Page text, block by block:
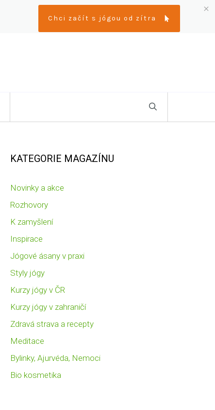
KATEGORIE MAGAZÍNU
Novinky a akce
Rozhovory
K zamyšlení
Inspirace
Jógové ásany v praxi
Styly jógy
Kurzy jógy v ČR
Kurzy jógy v zahraničí
Zdravá strava a recepty
Meditace
Bylinky, Ajurvéda, Nemoci
Bio kosmetika
Chci začít s jógou od zítra